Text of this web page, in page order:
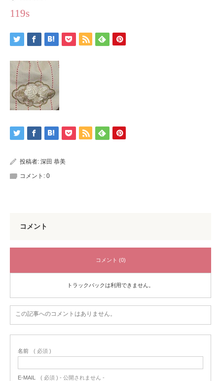
119s
投稿者: 深田 恭美
コメント: 0
コメント
コメント (0)
トラックバックは利用できません。
この記事へのコメントはありません。
名前 ( 必須 )
E-MAIL ( 必須 ) - 公開されません -